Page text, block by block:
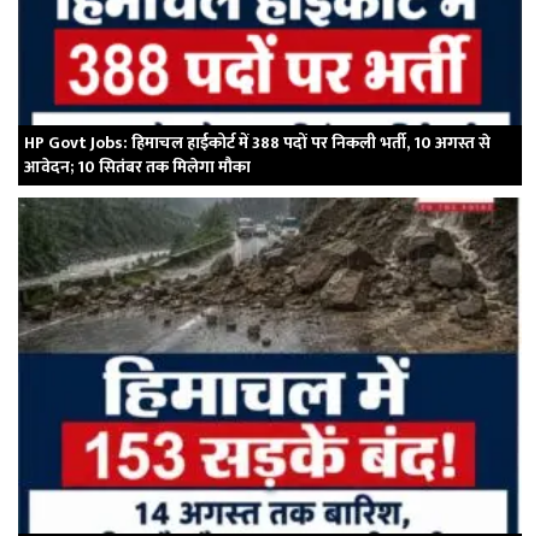
HP Govt Jobs: हिमाचल हाईकोर्ट में 388 पदों पर निकली भर्ती, 10 अगस्त से
आवेदन; 10 सितंबर तक मिलेगा मौका